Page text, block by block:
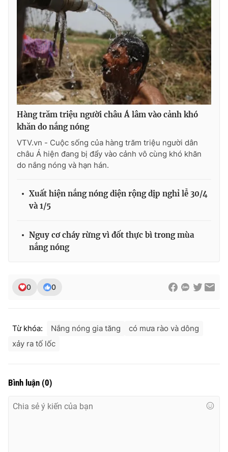
THỜI BÁO VTV
Theo dõi báo trên
Cơ quan chủ quản:Đài Truyền hình Việt Nam
Cơ quan báo chí:Thời báo VTV
Giấy phép hoạt động báo in và báo điện tử số 483/GP-BTTTT
cấp ngày 29/12/2023
Phó Tổng Biên tập:Nguyễn Thị Mỹ Hạnh, Phạm Quốc Thắng,
Nguyễn Trọng Ninh
Ðiện thoại Thời báo VTV:024.66 897 897
Email:toasoan@vtv.vn
® Cấm sao chép dưới mọi hình thức nếu không có sự chấp
Hàng trăm triệu người châu Á lâm vào cảnh khó
khăn do nắng nóng
VTV.vn - Cuộc sống của hàng trăm triệu người dân
châu Á hiện đang bị đẩy vào cảnh vô cùng khó khăn
do nắng nóng và hạn hán.
Xuất hiện nắng nóng diện rộng dịp nghỉ lễ 30/4
và 1/5
Nguy cơ cháy rừng vì đốt thực bì trong mùa
nắng nóng
0 0
Từ khóa: Nắng nóng gia tăng
có mưa rào và dông
xảy ra tố lốc
Bình luận (0)